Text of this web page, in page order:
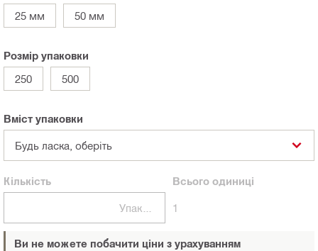
25 мм
50 мм
Розмір упаковки
250
500
Вміст упаковки
Будь ласка, оберіть
Кількість
Упаковки
Всьогоодиниці
1
Ви не можете побачити ціни з урахуванням